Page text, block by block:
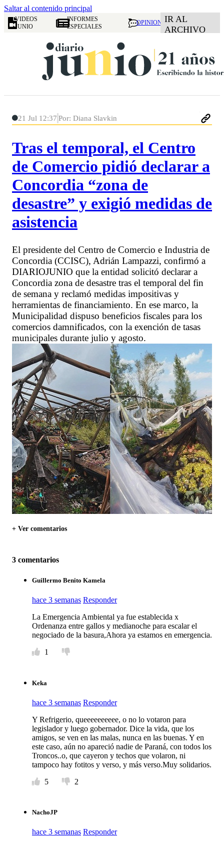
Saltar al contenido principal
VIDEOS
JUNIO
INFORMES
ESPECIALES
OPINION IR AL
ARCHIVO
21 Jul 12:37 Por: Diana Slavkin
Tras el temporal, el Centro
de Comercio pidió declarar a
Concordia “zona de
desastre” y exigió medidas de
asistencia
El presidente del Centro de Comercio e Industria de
Concordia (CCISC), Adrián Lampazzi, confirmó a
DIARIOJUNIO que la entidad solicitó declarar a
Concordia zona de desastre tras el temporal del fin
de semana y reclamó medidas impositivas y
herramientas de financiamiento. En ese marco, la
Municipalidad dispuso beneficios fiscales para los
comercios damnificados, con la exención de tasas
municipales durante julio y agosto.
+ Ver comentarios
3 comentarios
Guillermo Benito Kamela
hace 3 semanas Responder
La Emergencia Ambiental ya fue establecida x
Ordenanza entre gallos y medianoche para escalar el
negociado de la basura,Ahora ya estamos en emergencia.
1
Keka
hace 3 semanas Responder
Y Refrigerio, queeeeeeeeee, o no lo votaron para
legislador y luego gobernador. Dice la vida, que los
amigos, se ven en las malas, nunca en las buenas. Y en
este caso, aún no apareció nadie de Paraná, con todos los
Troncos..o, que cayeron y techos que volaron, ni
tampoco hay fotitos y verso, y más verso.Muy solidarios.
5
2
NachoJP
hace 3 semanas Responder